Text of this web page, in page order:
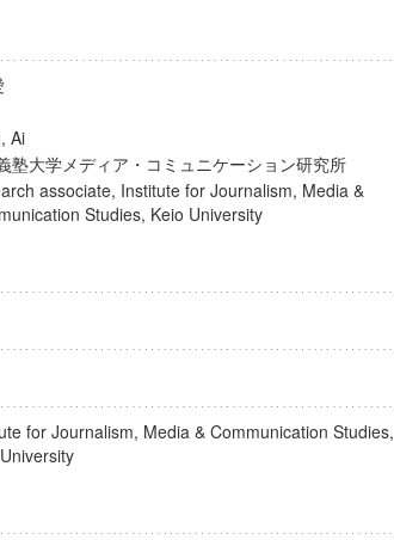
Ai
塾大学メディア・コミュニケーション研究所
associate, Institute for Journalism, Media &
Studies, Keio University
for Journalism, Media & Communication Studies,